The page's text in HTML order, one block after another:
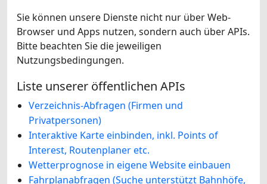
Sie können unsere Dienste nicht nur über Web-
Browser und Apps nutzen, sondern auch über APIs.
Bitte beachten Sie die jeweiligen
Nutzungsbedingungen.
Liste unserer öffentlichen APIs
Verzeichnis-Abfragen (Firmen und
Privatpersonen)
Interaktive Karte einbinden, inkl. Points of
Interest, Routenplaner etc.
Wetterprognose in eigene Website einbauen
Fahrplanabfragen (Suche unterstützt Bahnhöfe,